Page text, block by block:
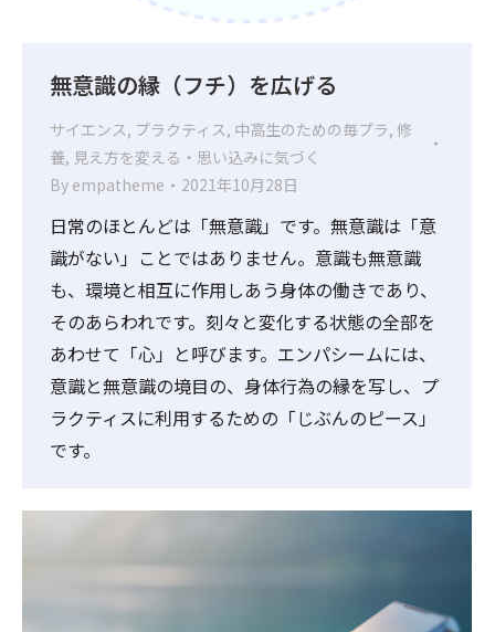
無意識の縁（フチ）を広げる
サイエンス, プラクティス, 中高生のための毎プラ, 修
養, 見え方を変える・思い込みに気づく
By empatheme 2021年10月28日
日常のほとんどは「無意識」です。無意識は「意
識がない」ことではありません。意識も無意識
も、環境と相互に作用しあう身体の働きであり、
そのあらわれです。刻々と変化する状態の全部を
あわせて「心」と呼びます。エンパシームには、
意識と無意識の境目の、身体行為の縁を写し、プ
ラクティスに利用するための「じぶんのピース」
です。